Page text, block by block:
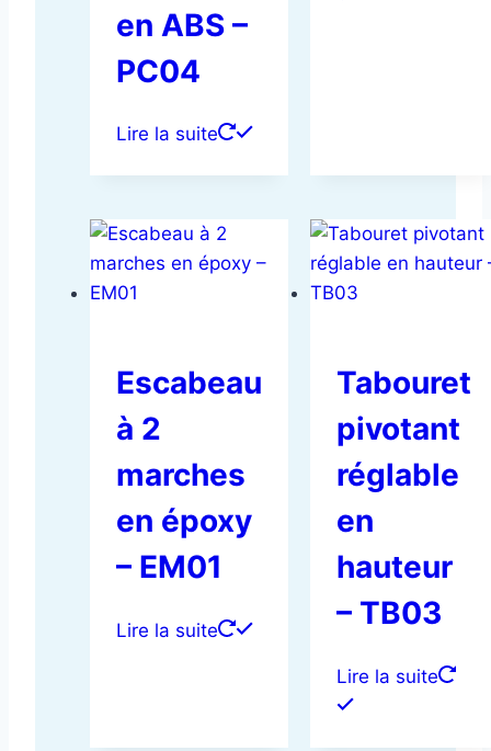
en ABS –
PC04
Lire la suite
Escabeau
à 2
marches
en époxy
– EM01
Lire la suite
Tabouret
pivotant
réglable
en
hauteur
– TB03
Lire la suite